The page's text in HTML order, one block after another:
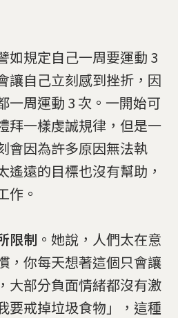
如規定自己一周要運動 3
讓自己立刻感到挫折，因
一周運動 3 次。一開始可
拜一樣虔誠規律，但是一
會因為許多原因無法執
遙遠的目標也沒有幫助，
作。
限制 。她說，人們太在意
，你每天想著這個只會讓
大部分負面情緒都沒有激
要戒掉垃圾食物」，這種